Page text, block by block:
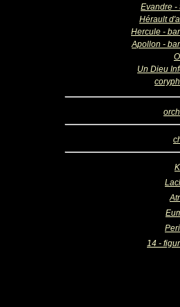
Evandre -
Hérault
Hercule -
Apollon -
Un Dieu
14 -